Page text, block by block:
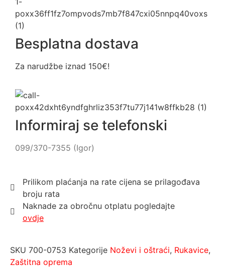
Besplatna dostava
Za narudžbe iznad 150€!
Informiraj se telefonski
099/370-7355 (Igor)
Prilikom plaćanja na rate cijena se prilagođava
broju rata
Naknade za obročnu otplatu pogledajte
ovdje
SKU 700-0753 Kategorije Noževi i oštraći, Rukavice,
Zaštitna oprema